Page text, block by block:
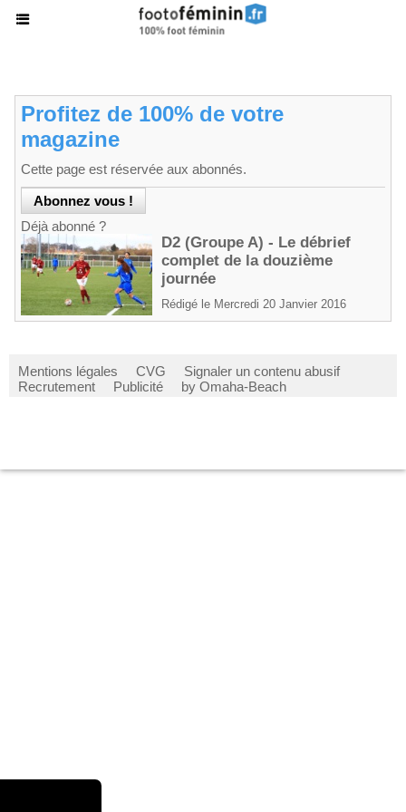
Profitez de 100% de votre
magazine
Cette page est réservée aux abonnés.
Déjà abonné ?
D2 (Groupe A) - Le débrief
complet de la douzième
journée
Rédigé le Mercredi 20 Janvier 2016
Mentions légales CVG
Signaler un contenu abusif
Recrutement
Publicité by Omaha-Beach